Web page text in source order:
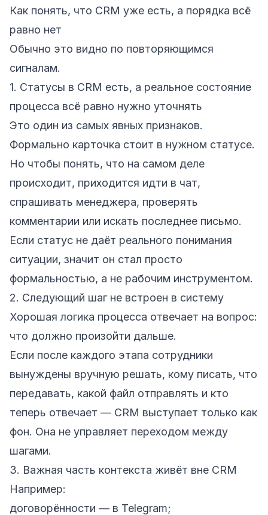
Как понять, что CRM уже есть, а порядка всё
равно нет
Обычно это видно по повторяющимся
сигналам.
1. Статусы в CRM есть, а реальное состояние
процесса всё равно нужно уточнять
Это один из самых явных признаков.
Формально карточка стоит в нужном статусе.
Но чтобы понять, что на самом деле
происходит, приходится идти в чат,
спрашивать менеджера, проверять
комментарии или искать последнее письмо.
Если статус не даёт реального понимания
ситуации, значит он стал просто
формальностью, а не рабочим инструментом.
2. Следующий шаг не встроен в систему
Хорошая логика процесса отвечает на вопрос:
что должно произойти дальше.
Если после каждого этапа сотрудники
вынуждены вручную решать, кому писать, что
передавать, какой файл отправлять и кто
теперь отвечает — CRM выступает только как
фон. Она не управляет переходом между
шагами.
3. Важная часть контекста живёт вне CRM
Например:
договорённости — в Telegram;